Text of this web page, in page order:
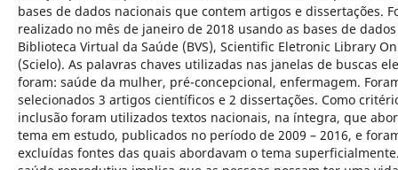
bases de dados nacionais que contem artigos e dissertações.
realizado no mês de janeiro de 2018 usando as bases de
Biblioteca Virtual da Saúde (BVS), Scientific Eletronic Library
(Scielo). As palavras chaves utilizadas nas janelas de buscas
foram: saúde da mulher, pré-concepcional, enfermagem.
selecionados 3 artigos científicos e 2 dissertações. Como
inclusão foram utilizados textos nacionais, na íntegra, que
tema em estudo, publicados no período de 2009 – 2016, e
excluídas fontes das quais abordavam o tema